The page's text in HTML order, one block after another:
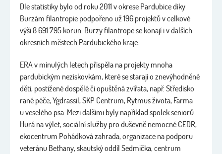
Dle statistiky bylo od roku 2011 v okrese Pardubice díky
Burzám filantropie podpořeno už 196 projektů v celkové
výši 8 691 795 korun. Burzy filantrope se konají i v dalších
okresních městech Pardubického kraje.
ERA v minulých letech přispěla na projekty mnoha
pardubickým neziskovkám, které se starají o znevýhodněné
děti, postižené dospělé či opuštěná zvířata, např. Středisko
rané péče, Ygdrassil, SKP Centrum, Rytmus života, Farma
u veselého psa. Mezi dalšími byly například spolek seniorů
Hurá na výlet, sociální služby pro duševně nemocné CEDR,
ekocentrum Pohádková zahrada, organizace na podporu
veteránu Bethany, skautský oddíl Sedmička, centrum